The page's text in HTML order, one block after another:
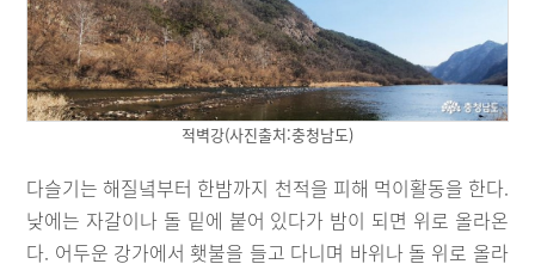
적벽강(사진출처:충청남도)
다슬기는 해질녘부터 한밤까지 천적을 피해 먹이활동을 한다.
낮에는 자갈이나 돌 밑에 붙어 있다가 밤이 되면 위로 올라온
다. 어두운 강가에서 횃불을 들고 다니며 바위나 돌 위로 올라